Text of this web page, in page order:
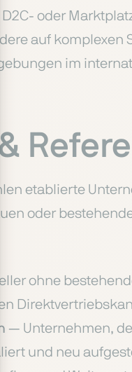
oder
auf komplexen
im
etablierte
oder
ohne
— Unternehmen,
und neu